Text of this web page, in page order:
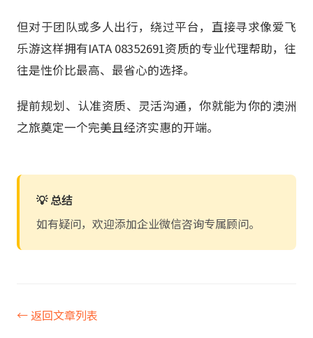
但对于团队或多人出行，绕过平台，直接寻求像爱飞
乐游这样拥有IATA 08352691资质的专业代理帮助，往
往是性价比最高、最省心的选择。
提前规划、认准资质、灵活沟通，你就能为你的澳洲
之旅奠定一个完美且经济实惠的开端。
💡 总结
如有疑问，欢迎添加企业微信咨询专属顾问。
← 返回文章列表